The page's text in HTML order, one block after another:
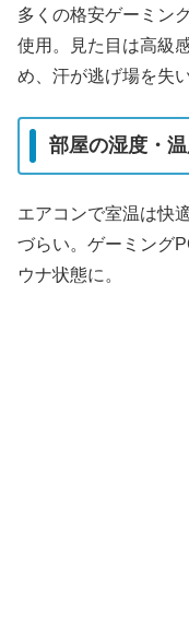
多くの格安ゲーミン
使用。見た目は高級
め、汗が逃げ場を失
部屋の湿度・
エアコンで室温は快
づらい。ゲーミング
ウナ状態に。